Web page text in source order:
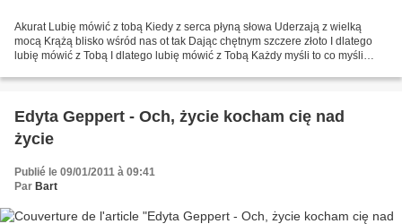
Akurat Lubię mówić z tobą Kiedy z serca płyną słowa Uderzają z wielką
mocą Krążą blisko wśród nas ot tak Dając chętnym szczere złoto I dlatego
lubię mówić z Tobą I dlatego lubię mówić z Tobą Każdy myśli to co myśli
Edyta Geppert - Och, życie kocham cię nad
życie
Publié le 09/01/2011 à 09:41
Par Bart